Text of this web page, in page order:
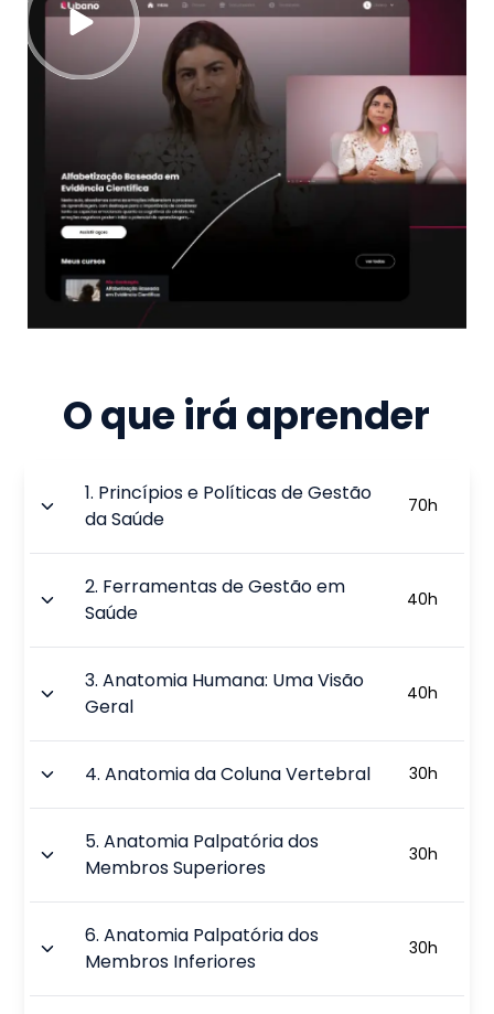
O que irá aprender
1. Princípios e Políticas de Gestão
da Saúde
70h
2. Ferramentas de Gestão em
Saúde
40h
3.Anatomia Humana: Uma Visão
Geral
40h
4.Anatomia da Coluna Vertebral 30h
5.Anatomia Palpatória dos
Membros Superiores
30h
6.Anatomia Palpatória dos
Membros Inferiores
30h